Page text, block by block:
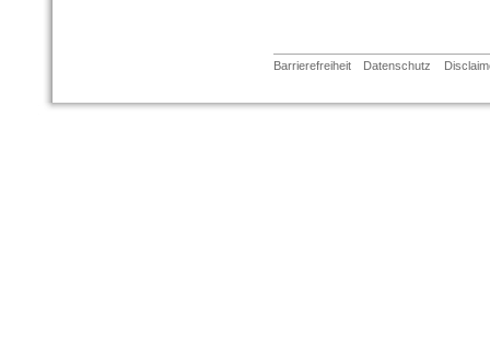
Barrierefreiheit Datenschutz